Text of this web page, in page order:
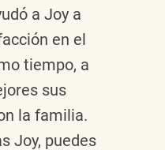
a Joy a
en el
tiempo, a
sus
la familia.
Joy, puedes